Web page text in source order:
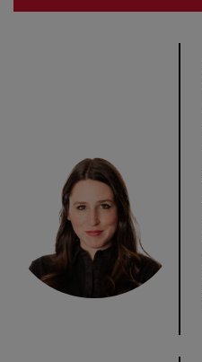
Évaluation
Avec
un